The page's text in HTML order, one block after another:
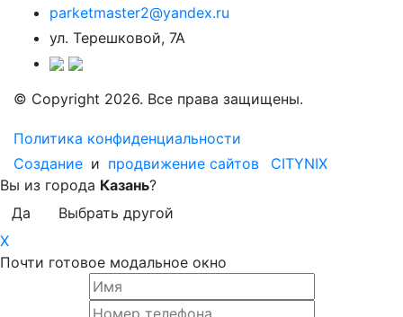
parketmaster2@yandex.ru
ул. Терешковой, 7А
© Copyright 2026. Все права защищены.
Политика конфиденциальности
Создание и продвижение сайтов
CITYNIX
Вы из города Казань?
Да
Выбрать другой
X
Почти готовое модальное окно